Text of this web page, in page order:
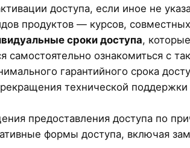
доступа, если иное не
продуктов — курсов,
сроки доступа,
самостоятельно ознакомиться с
гарантийного срока
технической
предоставления доступа по
формы доступа, включая